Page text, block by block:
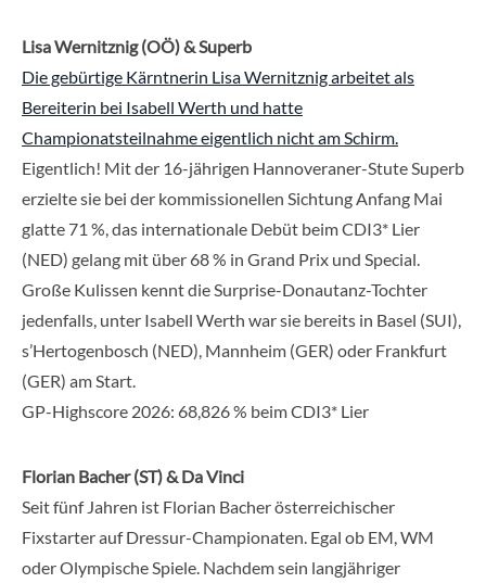
Lisa Wernitznig (OÖ) & Superb
Die gebürtige Kärntnerin Lisa Wernitznig arbeitet als
Bereiterin bei Isabell Werth und hatte
Championatsteilnahme eigentlich nicht am Schirm.
Eigentlich! Mit der 16-jährigen Hannoveraner-Stute Superb
erzielte sie bei der kommissionellen Sichtung Anfang Mai
glatte 71 %, das internationale Debüt beim CDI3* Lier
(NED) gelang mit über 68 % in Grand Prix und Special.
Große Kulissen kennt die Surprise-Donautanz-Tochter
jedenfalls, unter Isabell Werth war sie bereits in Basel (SUI),
s’Hertogenbosch (NED), Mannheim (GER) oder Frankfurt
(GER) am Start.
GP-Highscore 2026: 68,826 % beim CDI3* Lier
Florian Bacher (ST) & Da Vinci
Seit fünf Jahren ist Florian Bacher österreichischer
Fixstarter auf Dressur-Championaten. Egal ob EM, WM
oder Olympische Spiele. Nachdem sein langjähriger